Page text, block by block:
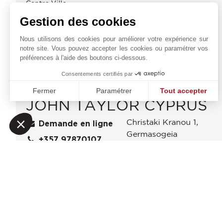
Centre Ville
École Primaire
École Secondaire
Gare Routière
JOHN TAYLOR CYPRUS
Gestion des cookies
Nous utilisons des cookies pour améliorer votre expérience sur
notre site. Vous pouvez accepter les cookies ou paramétrer vos
préférences à l'aide des boutons ci-dessous.
Consentements certifiés par
Fermer Paramétrer Tout accepter
Axeptio consent
Plateforme de Gestion du Consentement : Personnalisez
Notre plateforme vous permet d'adapter et de gérer vos